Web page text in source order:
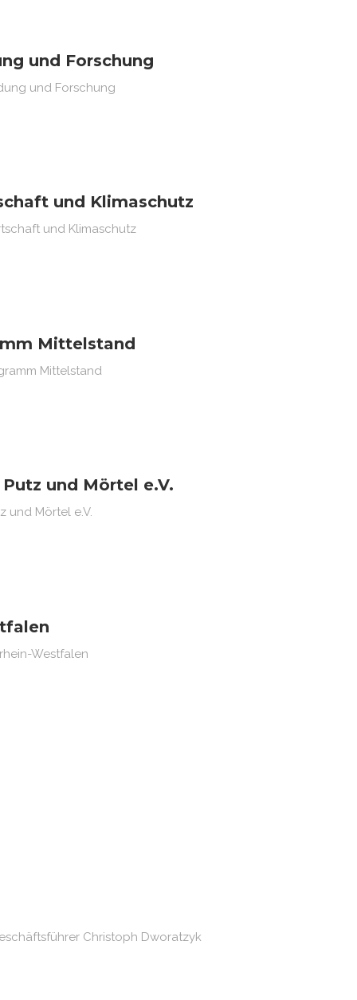
und Forschung
und Forschung
und Klimaschutz
und Klimaschutz
Mittelstand
Mittelstand
und Mörtel e.V.
und Mörtel e.V.
Westfalen
Christoph Dworatzyk